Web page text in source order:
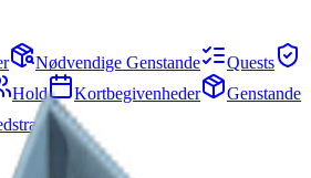
Nødvendige Genstande
Quests
Hold Kortbegivenheder
Genstande